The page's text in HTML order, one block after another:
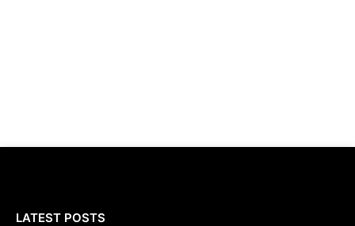
LATEST POSTS